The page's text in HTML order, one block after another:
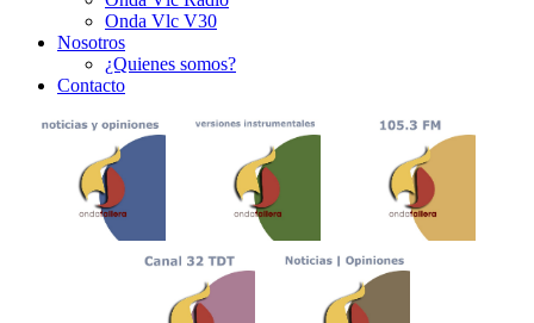
Onda Vlc V30
Nosotros
¿Quienes somos?
Contacto